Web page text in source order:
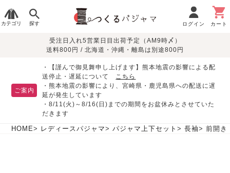
カテゴリ 探す ログイン カート
レディースパジャマ
生地で
さがす
目的別で
さがす
敏感肌用
パジャマ
入院・介護
胸が目立たない
デザインで
さがす
夏パジャマ特集 つくるパジャマとは
受注日入れ5営業日目出荷予定（AM9時〆）
送料800円 / 北海道・沖縄・離島は別途800円
ご案内
・【謹んで御見舞申し上げます】熊本地震の影響による配
送停止・遅延について こちら
・熊本地震の影響により、宮崎県・鹿児島県への配送に遅
延が発生しています
・8/11(火)～8/16(日)までの期間をお盆休みとさせていた
だきます
HOME レディースパジャマ パジャマ上下セット 長袖 前開き